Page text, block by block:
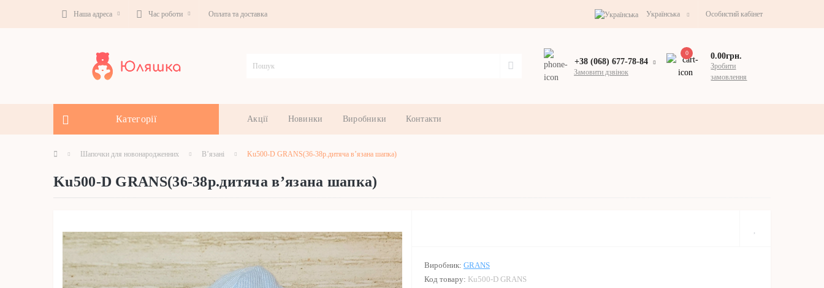
Наша адреса Час роботи Оплата та доставка Українська Особистий кабінет
+38 (068) 677-78-84
Замовити дзвінок
0 0.00грн.
Зробити
замовлення
Категорії Акції Новинки Виробники Контакти
Шапочки для новонародженних В’язані Ku500-D GRANS(36-38р.дитяча в’язана шапка)
Ku500-D GRANS(36-38р.дитяча в’язана шапка)
Виробник: GRANS
Код товару: Ku500-D GRANS